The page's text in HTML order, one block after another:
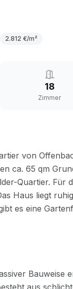
2.812 €/m²
18
Zimmer